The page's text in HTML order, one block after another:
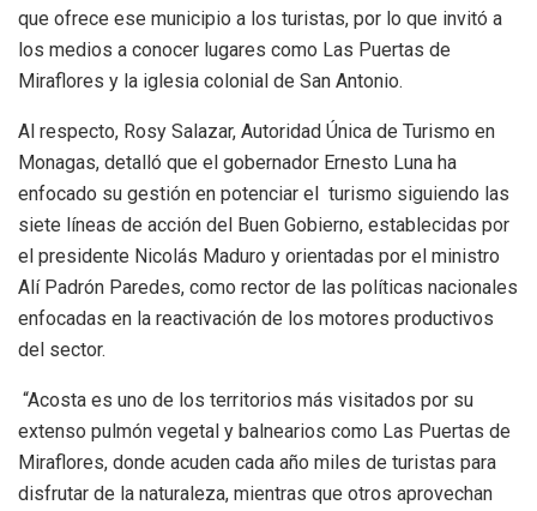
que ofrece ese municipio a los turistas, por lo que invitó a
los medios a conocer lugares como Las Puertas de
Miraflores y la iglesia colonial de San Antonio.
Al respecto, Rosy Salazar, Autoridad Única de Turismo en
Monagas, detalló que el gobernador Ernesto Luna ha
enfocado su gestión en potenciar el turismo siguiendo las
siete líneas de acción del Buen Gobierno, establecidas por
el presidente Nicolás Maduro y orientadas por el ministro
Alí Padrón Paredes, como rector de las políticas nacionales
enfocadas en la reactivación de los motores productivos
del sector.
“Acosta es uno de los territorios más visitados por su
extenso pulmón vegetal y balnearios como Las Puertas de
Miraflores, donde acuden cada año miles de turistas para
disfrutar de la naturaleza, mientras que otros aprovechan